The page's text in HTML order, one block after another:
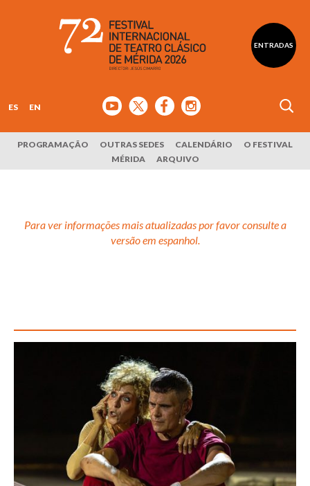
ENTRADAS
ES EN
PROGRAMAÇÃO OUTRAS SEDES CALENDÁRIO
O FESTIVAL
MÉRIDA
ARQUIVO
Para ver informações mais atualizadas por favor consulte a
versão em espanhol.